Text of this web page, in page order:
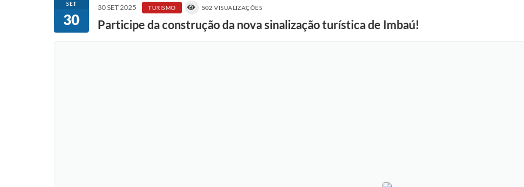
SET
30
30 SET 2025 TURISMO 502 VISUALIZAÇÕES
Participe da construção da nova sinalização turística de Imbaú!